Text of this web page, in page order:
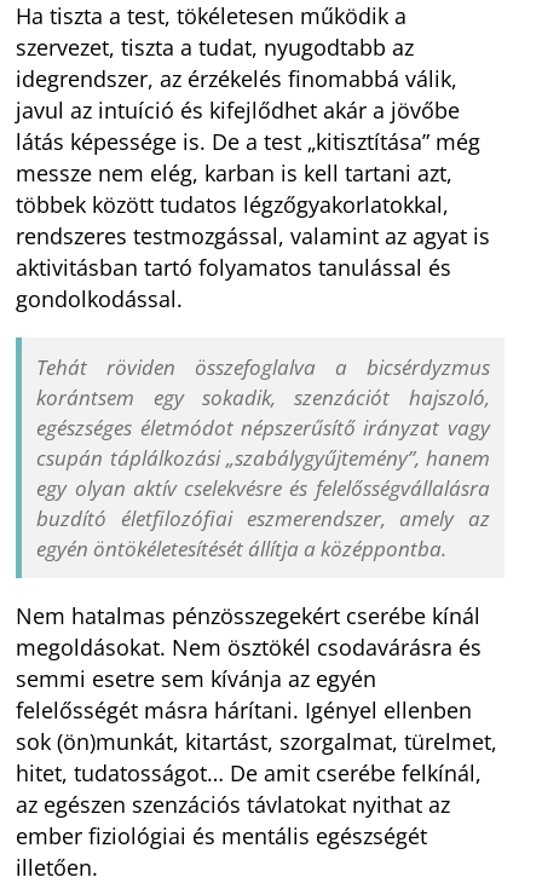
Ha tiszta a test, tökéletesen működik a
szervezet, tiszta a tudat, nyugodtabb az
idegrendszer, az érzékelés finomabbá válik,
javul az intuíció és kifejlődhet akár a jövőbe
látás képessége is. De a test „kitisztítása” még
messze nem elég, karban is kell tartani azt,
többek között tudatos légzőgyakorlatokkal,
rendszeres testmozgással, valamint az agyat is
aktivitásban tartó folyamatos tanulással és
gondolkodással.
Tehát röviden összefoglalva a bicsérdyzmus
korántsem egy sokadik, szenzációt hajszoló,
egészséges életmódot népszerűsítő irányzat vagy
csupán táplálkozási „szabálygyűjtemény”, hanem
egy olyan aktív cselekvésre és felelősségvállalásra
buzdító életfilozófiai eszmerendszer, amely az
egyén öntökéletesítését állítja a középpontba.
Nem hatalmas pénzösszegekért cserébe kínál
megoldásokat. Nem ösztökél csodavárásra és
semmi esetre sem kívánja az egyén
felelősségét másra hárítani. Igényel ellenben
sok (ön)munkát, kitartást, szorgalmat, türelmet,
hitet, tudatosságot… De amit cserébe felkínál,
az egészen szenzációs távlatokat nyithat az
ember fiziológiai és mentális egészségét
illetően.